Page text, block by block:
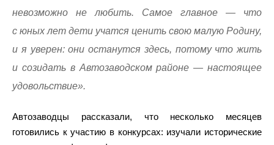
невозможно не любить. Самое главное — что
с юных лет дети учатся ценить свою малую Родину,
и я уверен: они останутся здесь, потому что жить
и созидать в Автозаводском районе — настоящее
удовольствие».
Автозаводцы рассказали, что несколько месяцев
готовились к участию в конкурсах: изучали исторические